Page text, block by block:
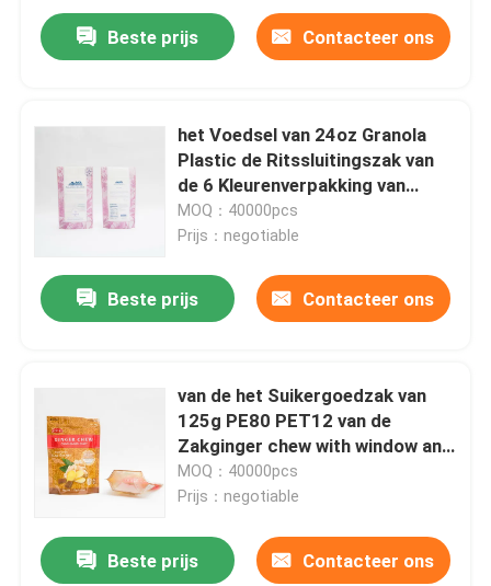
Beste prijs Contacteer ons
het Voedsel van 24oz Granola
Plastic de Ritssluitingszak van
de 6 Kleurenverpakking van
Verpakkingszakken
MOQ：40000pcs
Prijs：negotiable
Beste prijs Contacteer ons
van de het Suikergoedzak van
125g PE80 PET12 van de
Zakginger chew with window and
de Bodemhoekplaat
MOQ：40000pcs
Prijs：negotiable
Beste prijs Contacteer ons